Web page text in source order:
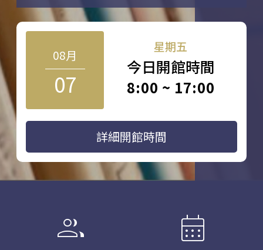
08月
07
星期五
今日開館時間
8:00 ~ 17:00
詳細開館時間
group calendar_month